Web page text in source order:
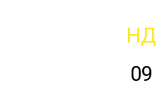
НД
09